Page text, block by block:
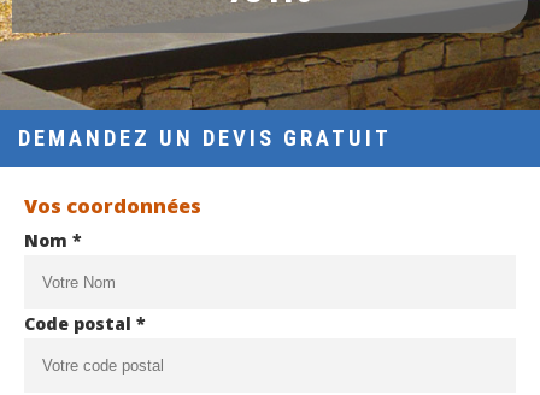
DEMANDEZ UN DEVIS GRATUIT
Vos coordonnées
Nom *
Code postal *